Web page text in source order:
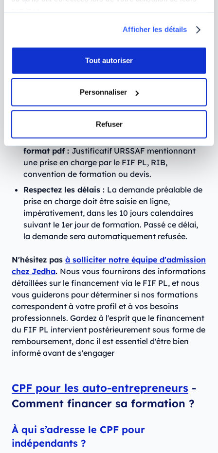
Afficher les détails
Tout autoriser
Personnaliser
Refuser
Quelles sont les étapes à suivre pour
Pour bénéficier du remboursement du FIF PL,
suivez ces étapes :
Connectez-vous sur l'extranet du FIF PL via
https://extranet.fifpl.fr.
Joignez les documents nécessaires scannés au
format pdf : Justificatif URSSAF mentionnant
une prise en charge par le FIF PL, RIB,
convention de formation ou devis.
Respectez les délais : La demande préalable de
prise en charge doit être saisie en ligne,
impérativement, dans les 10 jours calendaires
suivant le 1er jour de formation. Passé ce délai,
la demande sera automatiquement refusée.
N'hésitez pas à solliciter notre équipe d'admission
chez Jedha. Nous vous fournirons des informations
détaillées sur le financement via le FIF PL, et nous
vous guiderons pour déterminer si nos formations
correspondent à votre profil et à vos besoins
professionnels. Gardez à l'esprit que le financement
du FIF PL intervient postérieurement sous forme de
remboursement, donc il est essentiel d'être bien
informé avant de s'engager
CPF pour les auto-entrepreneurs -
Comment financer sa formation ?
À qui s’adresse le CPF pour
indépendants ?